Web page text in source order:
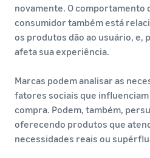
novamente. O comportamento
consumidor também está
os produtos dão ao usuário, e,
afeta sua experiência.
Marcas podem analisar as
fatores sociais que
compra. Podem, também,
oferecendo produtos que
necessidades reais ou